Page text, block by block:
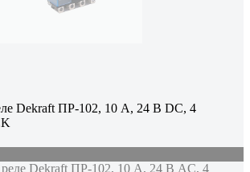
Dekraft ПР-102, 10 А, 24 В DC, 4